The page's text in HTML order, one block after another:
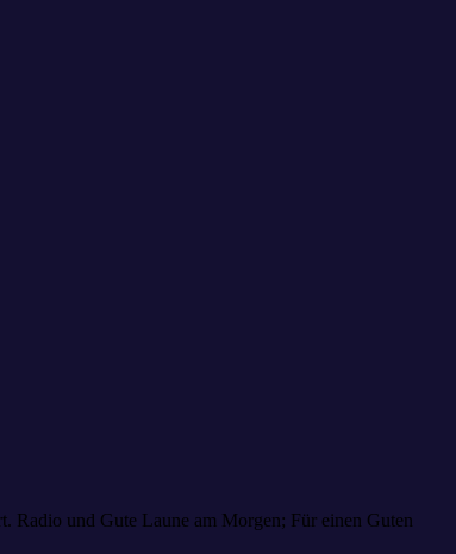
Radio und Gute Laune am Morgen; Für einen Guten